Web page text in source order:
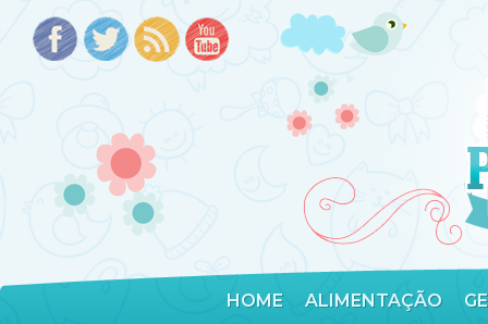
HOME ALIMENTAÇÃO